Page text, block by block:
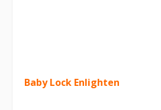
Baby Lock Enlighten